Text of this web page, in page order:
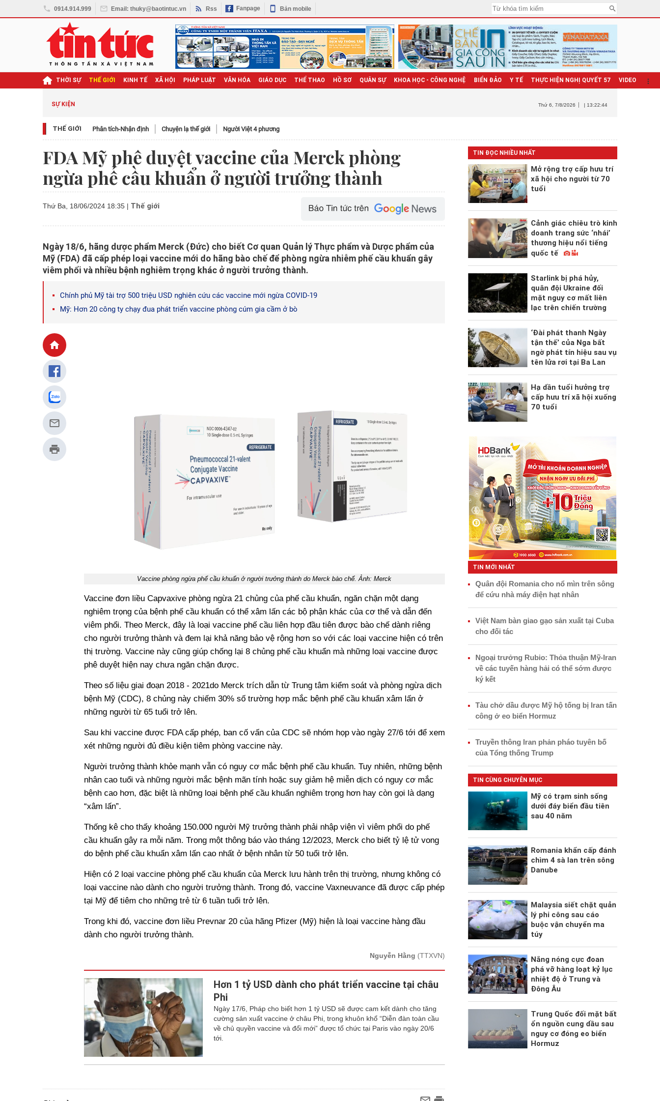
0914.914.999 Email: thuky@baotintuc.vn Rss Fanpage Bản mobile
THỜI SỰ THẾ GIỚI KINH TẾ XÃ HỘI PHÁP LUẬT VĂN HÓA GIÁO DỤC THỂ THAO HỒ SƠ QUÂN SỰ KHOA HỌC - CÔNG NGHỆ BIỂN ĐẢO Y TẾ THỰC HIỆN NGHỊ QUYẾT 57 VIDEO
SỰ KIỆN Thứ 6 , 7/8/2026 | 13:22:45
THẾ GIỚI Phân tích-Nhận định Chuyện lạ thế giới Người Việt 4 phương
FDA Mỹ phê duyệt vaccine của Merck phòng
ngừa phế cầu khuẩn ở người trưởng thành
Thứ Ba, 18/06/2024 18:35 | Thế giới
Ngày 18/6, hãng dược phẩm Merck (Đức) cho biết Cơ quan Quản lý Thực phẩm và Dược phẩm của
Mỹ (FDA) đã cấp phép loại vaccine mới do hãng bào chế để phòng ngừa nhiễm phế cầu khuẩn gây
viêm phổi và nhiều bệnh nghiêm trọng khác ở người trưởng thành.
Chính phủ Mỹ tài trợ 500 triệu USD nghiên cứu các vaccine mới ngừa COVID-19
Mỹ: Hơn 20 công ty chạy đua phát triển vaccine phòng cúm gia cầm ở bò
Vaccine phòng ngừa phế cầu khuẩn ở người trưởng thành do Merck bào chế. Ảnh: Merck
Vaccine đơn liều Capvaxive phòng ngừa 21 chủng của phế cầu khuẩn, ngăn chặn một dạng
nghiêm trọng của bệnh phế cầu khuẩn có thể xâm lấn các bộ phận khác của cơ thể và dẫn đến
viêm phổi. Theo Merck, đây là loại vaccine phế cầu liên hợp đầu tiên được bào chế dành riêng
cho người trưởng thành và đem lại khả năng bảo vệ rộng hơn so với các loại vaccine hiện có trên
thị trường. Vaccine này cũng giúp chống lại 8 chủng phế cầu khuẩn mà những loại vaccine được
phê duyệt hiện nay chưa ngăn chặn được.
Theo số liệu giai đoạn 2018 - 2021do Merck trích dẫn từ Trung tâm kiểm soát và phòng ngừa dịch
bệnh Mỹ (CDC), 8 chủng này chiếm 30% số trường hợp mắc bệnh phế cầu khuẩn xâm lấn ở
những người từ 65 tuổi trở lên.
Sau khi vaccine được FDA cấp phép, ban cố vấn của CDC sẽ nhóm họp vào ngày 27/6 tới để xem
xét những người đủ điều kiện tiêm phòng vaccine này.
Người trưởng thành khỏe mạnh vẫn có nguy cơ mắc bệnh phế cầu khuẩn. Tuy nhiên, những bệnh
nhân cao tuổi và những người mắc bệnh mãn tính hoặc suy giảm hệ miễn dịch có nguy cơ mắc
bệnh cao hơn, đặc biệt là những loại bệnh phế cầu khuẩn nghiêm trọng hơn hay còn gọi là dạng
“xâm lấn”.
Thống kê cho thấy khoảng 150.000 người Mỹ trưởng thành phải nhập viện vì viêm phổi do phế
cầu khuẩn gây ra mỗi năm. Trong một thông báo vào tháng 12/2023, Merck cho biết tỷ lệ tử vong
do bệnh phế cầu khuẩn xâm lấn cao nhất ở bệnh nhân từ 50 tuổi trở lên.
Hiện có 2 loại vaccine phòng phế cầu khuẩn của Merck lưu hành trên thị trường, nhưng không có
loại vaccine nào dành cho người trưởng thành. Trong đó, vaccine Vaxneuvance đã được cấp phép
tại Mỹ để tiêm cho những trẻ từ 6 tuần tuổi trở lên.
Trong khi đó, vaccine đơn liều Prevnar 20 của hãng Pfizer (Mỹ) hiện là loại vaccine hàng đầu
dành cho người trưởng thành.
Nguyễn Hằng (TTXVN)
Hơn 1 tỷ USD dành cho phát triển vaccine tại châu
Phi
Ngày 17/6, Pháp cho biết hơn 1 tỷ USD sẽ được cam kết dành cho tăng
cường sản xuất vaccine ở châu Phi, trong khuôn khổ “Diễn đàn toàn cầu
về chủ quyền vaccine và đổi mới” được tổ chức tại Paris vào ngày 20/6
tới.
TIN ĐỌC NHIỀU NHẤT
Mở rộng trợ cấp hưu trí
xã hội cho người từ 70
tuổi
Cảnh giác chiêu trò kinh
doanh trang sức ‘nhái’
thương hiệu nổi tiếng
quốc tế
Starlink bị phá hủy,
quân đội Ukraine đối
mặt nguy cơ mất liên
lạc trên chiến trường
‘Đài phát thanh Ngày
tận thế’ của Nga bất
ngờ phát tín hiệu sau vụ
tên lửa rơi tại Ba Lan
Hạ dần tuổi hưởng trợ
cấp hưu trí xã hội xuống
70 tuổi
TIN MỚI NHẤT
Quân đội Romania cho nổ mìn trên sông
để cứu nhà máy điện hạt nhân
Việt Nam bàn giao gạo sản xuất tại Cuba
cho đối tác
Ngoại trưởng Rubio: Thỏa thuận Mỹ-Iran
về các tuyến hàng hải có thể sớm được
ký kết
Tàu chở dầu được Mỹ hộ tống bị Iran tấn
công ở eo biển Hormuz
Truyền thông Iran phản pháo tuyên bố
của Tổng thống Trump
TIN CÙNG CHUYÊN MỤC
Mỹ có trạm sinh sống
dưới đáy biển đầu tiên
sau 40 năm
Romania khẩn cấp đánh
chìm 4 sà lan trên sông
Danube
Malaysia siết chặt quản
lý phi công sau cáo
buộc vận chuyển ma
túy
Nắng nóng cực đoan
phá vỡ hàng loạt kỷ lục
nhiệt độ ở Trung và
Đông Âu
Trung Quốc đối mặt bất
ổn nguồn cung dầu sau
nguy cơ đóng eo biển
Hormuz